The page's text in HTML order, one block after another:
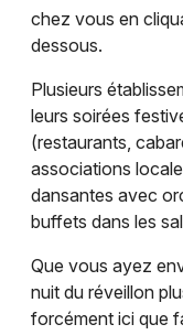
chez vous en
dessous.
Plusieurs
leurs soirées
(restaurants,
associations
dansantes avec
buffets dans les
Que vous ayez
nuit du réveillon
forcément ici que